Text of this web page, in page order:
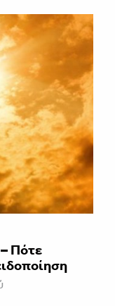
Πότε